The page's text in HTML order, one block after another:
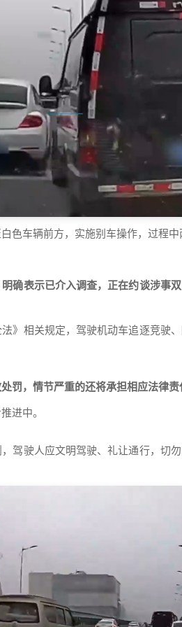
色车辆前方，实施别车操作，过程中
确表示已介入调查，正在约谈涉事
》相关规定，驾驶机动车追逐竞驶
罚，情节严重的还将承担相应法律责
进中。
驾驶人应文明驾驶、礼让通行，切